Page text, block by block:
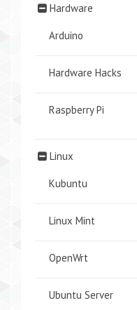
Hardware
Arduino
Hardware Hacks
Raspberry Pi
Linux
Kubuntu
Linux Mint
OpenWrt
Ubuntu Server